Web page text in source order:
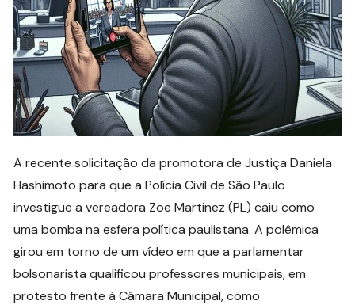
A recente solicitação da promotora de Justiça Daniela
Hashimoto para que a Polícia Civil de São Paulo
investigue a vereadora Zoe Martinez (PL) caiu como
uma bomba na esfera política paulistana. A polêmica
girou em torno de um vídeo em que a parlamentar
bolsonarista qualificou professores municipais, em
protesto frente à Câmara Municipal, como